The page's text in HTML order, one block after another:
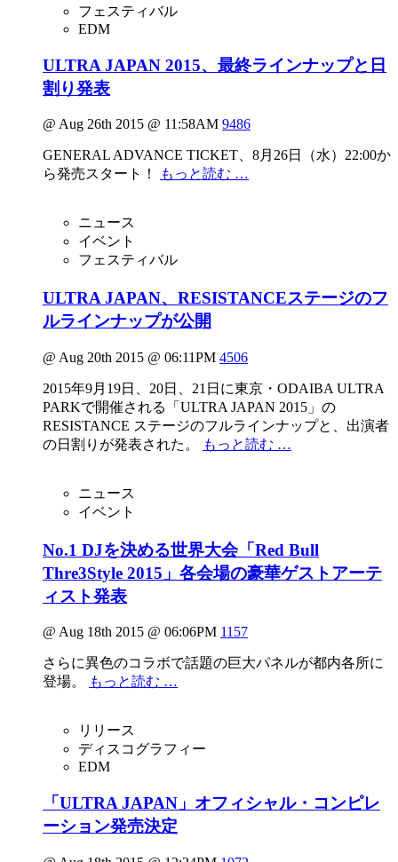
フェスティバル
EDM
ULTRA JAPAN 2015、最終ラインナップと日
割り発表
@ Aug 26th 2015 @ 11:58AM 9486
GENERAL ADVANCE TICKET、8月26日（水）22:00か
ら発売スタート！
もっと読む …
ニュース
イベント
フェスティバル
ULTRA JAPAN、RESISTANCEステージのフ
ルラインナップが公開
@ Aug 20th 2015 @ 06:11PM 4506
2015年9月19日、20日、21日に東京・ODAIBA ULTRA
PARKで開催される「ULTRA JAPAN 2015」の
RESISTANCE ステージのフルラインナップと、出演者
の日割りが発表された。
もっと読む …
ニュース
イベント
No.1 DJを決める世界大会「Red Bull
Thre3Style 2015」各会場の豪華ゲストアーテ
ィスト発表
@ Aug 18th 2015 @ 06:06PM 1157
さらに異色のコラボで話題の巨大パネルが都内各所に
登場。
もっと読む …
リリース
ディスコグラフィー
EDM
「ULTRA JAPAN」オフィシャル・コンピレ
ーション発売決定